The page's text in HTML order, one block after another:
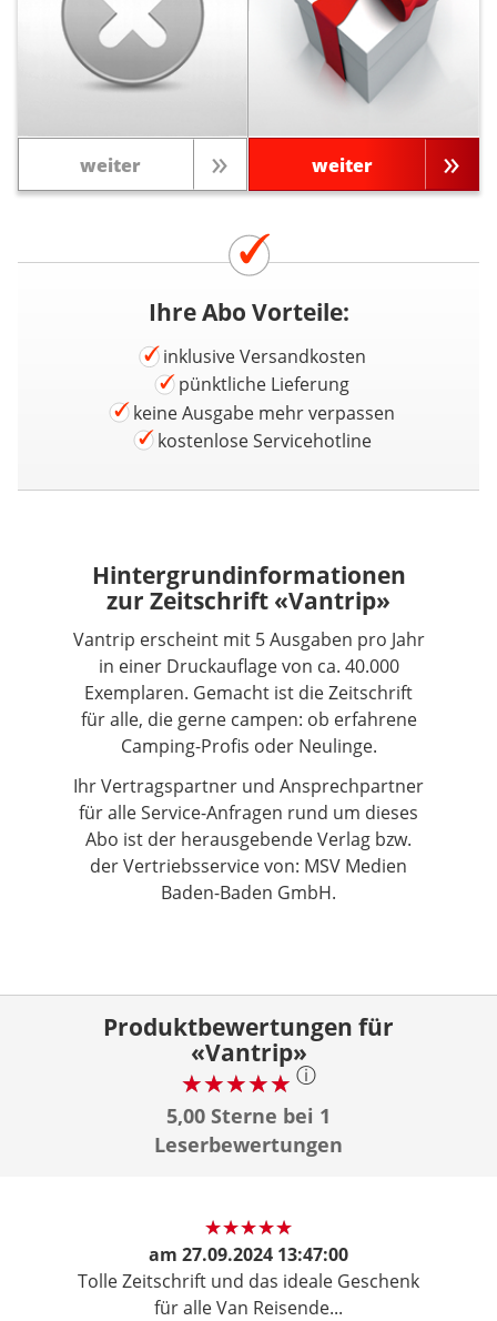
weiter weiter
Ihre Abo Vorteile:
inklusive Versandkosten
pünktliche Lieferung
keine Ausgabe mehr verpassen
kostenlose Servicehotline
Hintergrundinformationen
zur Zeitschrift «Vantrip»
Vantrip erscheint mit 5 Ausgaben pro Jahr
in einer Druckauflage von ca. 40.000
Exemplaren. Gemacht ist die Zeitschrift
für alle, die gerne campen: ob erfahrene
Camping-Profis oder Neulinge.
Ihr Vertragspartner und Ansprechpartner
für alle Service-Anfragen rund um dieses
Abo ist der herausgebende Verlag bzw.
der Vertriebsservice von: MSV Medien
Baden-Baden GmbH.
Produktbewertungen für
«Vantrip»
ⓘ
5,00 Sterne bei 1
Leserbewertungen
am 27.09.2024 13:47:00
Tolle Zeitschrift und das ideale Geschenk
für alle Van Reisende...